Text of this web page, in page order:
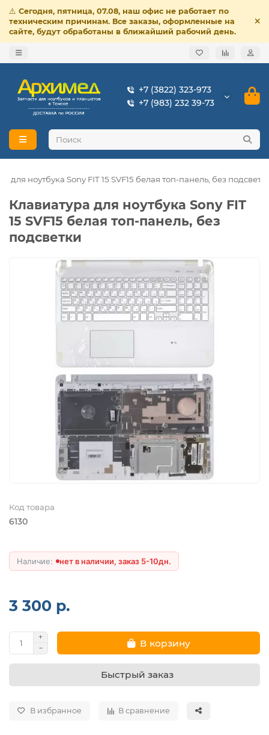
⚠️ Сегодня, пятница, 07.08, наш офис не работает по
техническим причинам. Все заказы, оформленные на
сайте, будут обработаны в ближайший рабочий день.
+7 (3822) 323-973
+7 (983) 232 39-73
для ноутбука Sony FIT 15 SVF15 белая топ-панель, без
Клавиатура для ноутбука Sony FIT
15 SVF15 белая топ-панель, без
подсветки
Код товара
6130
нет в наличии, заказ 5-10дн.
3 300 р.
В корзину
Быстрый заказ
В избранное В сравнение